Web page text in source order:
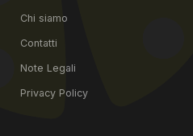
Chi siamo
Contatti
Note Legali
Privacy Policy